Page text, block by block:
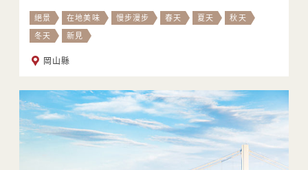
絕景 在地美味 慢步漫步 春天 夏天 秋天
冬天 新見
岡山縣